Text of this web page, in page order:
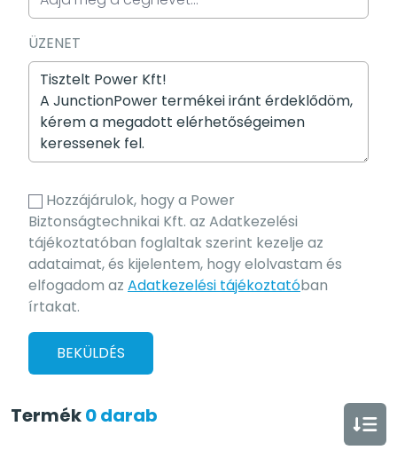
ÜZENET
Hozzájárulok, hogy a Power
Biztonságtechnikai Kft. az Adatkezelési
tájékoztatóban foglaltak szerint kezelje az
adataimat, és kijelentem, hogy elolvastam és
elfogadom az Adatkezelési tájékoztatóban
írtakat.
BEKÜLDÉS
Termék0 darab